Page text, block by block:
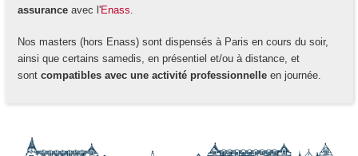
assuranceavec l'Enass
Nos masters (hors Enass) sont dispensés à Paris en cours du soir,
ainsi que certains samedis, en présentiel et/ou à distance, et
sont compatibles avec une activité professionnelleen journée.